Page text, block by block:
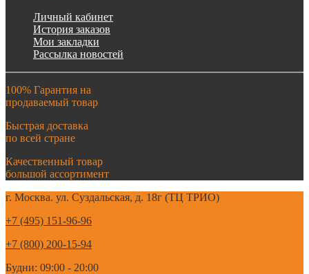
Личный кабинет
История заказов
Мои закладки
Рассылка новостей
100% Гарантия на
продаваемый товар
Быстрая доставка
по всей стране
Качественный товар
большой ассортимент
г. Москва. ул. Суздальская, д. 18г (ТЦ ТРИО)
+7 (495) 151-96-96
+7 (800) 200-15-94
Будни: 09:00 - 20:00